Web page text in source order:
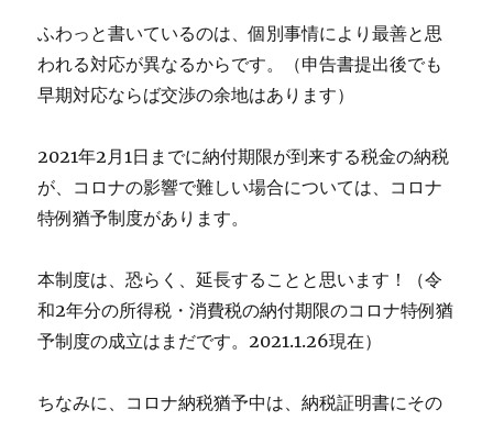
ふわっと書いているのは、個別事情により最善と思
われる対応が異なるからです。（申告書提出後でも
早期対応ならば交渉の余地はあります）
2021年2月1日までに納付期限が到来する税金の納税
が、コロナの影響で難しい場合については、コロナ
特例猶予制度があります。
本制度は、恐らく、延長することと思います！（令
和2年分の所得税・消費税の納付期限のコロナ特例猶
予制度の成立はまだです。2021.1.26現在）
ちなみに、コロナ納税猶予中は、納税証明書にその